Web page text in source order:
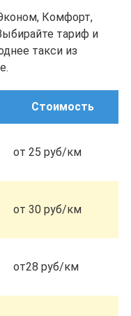
Комфорт,
тариф и
такси из
Стоимость
от 25 руб/км
от 30 руб/км
от28 руб/км